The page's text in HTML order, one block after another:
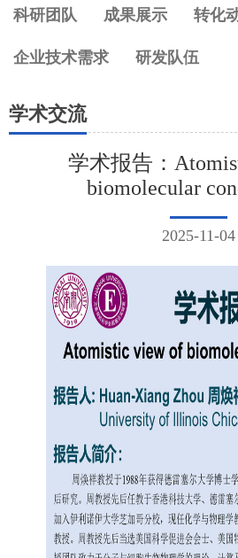
科研团队 成果展示 转化
企业技术需求 研发队伍
学术交流
学术报告：
biomolecular
2025-11-04